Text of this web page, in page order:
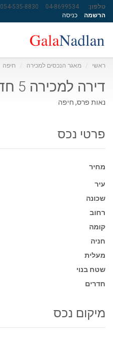
טלפון: 04-8699534
054-535-8830
הרשמה
כניסה
ראשי מאגר הנכסים למכירה חיפה
דירה למכירה 5 חדרים בנוי
נאות פרס, חיפה
פרטי נכס
מחיר
עיר
שכונה
רחוב
קומה
חניה
מעלית
שטח בנוי
חדרים
מיקום נכס